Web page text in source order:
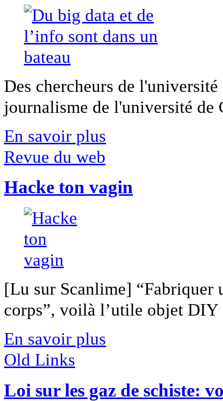
Des chercheurs de
journalisme de l'université
En savoir plus
Revue du web
Hacke ton vagin
[Lu sur Scanlime] “Fabriquer
corps”, voilà l’utile objet
En savoir plus
Old Links
Loi sur les gaz de schiste: